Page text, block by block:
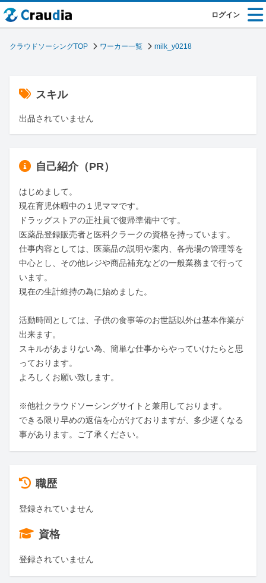
ログイン
クラウドソーシングTOP ワーカー一覧 milk_y0218
スキル
出品されていません
自己紹介（PR）
はじめまして。
現在育児休暇中の１児ママです。
ドラッグストアの正社員で復帰準備中です。
医薬品登録販売者と医科クラークの資格を持っています。
仕事内容としては、医薬品の説明や案内、各売場の管理等を
中心とし、その他レジや商品補充などの一般業務まで行って
います。
現在の生計維持の為に始めました。
活動時間としては、子供の食事等のお世話以外は基本作業が
出来ます。
スキルがあまりない為、簡単な仕事からやっていけたらと思
っております。
よろしくお願い致します。
※他社クラウドソーシングサイトと兼用しております。
できる限り早めの返信を心がけておりますが、多少遅くなる
事があります。ご了承ください。
職歴
登録されていません
資格
登録されていません